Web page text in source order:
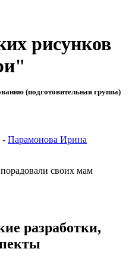
рисунков
(подготовительная группа)
- Парамонова Ирина
своих мам
разработки,